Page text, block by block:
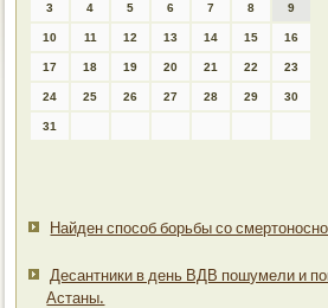
3 4 5 6 7 8 9
10 11 12 13 14 15 16
17 18 19 20 21 22 23
24 25 26 27 28 29 30
31
Найден способ борьбы со
Десантники в день ВДВ пошумели и
Астаны.